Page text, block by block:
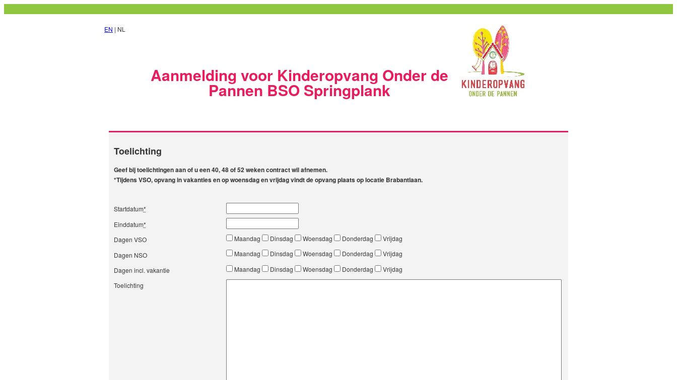
EN | NL
Aanmelding voor Kinderopvang Onder de
Pannen BSO Springplank
Toelichting
Geef bij toelichtingen aan of u een 40, 48 of 52 weken contract wil afnemen.
*Tijdens VSO, opvang in vakanties en op woensdag en vrijdag vindt de opvang plaats op locatie Brabantlaan.
Startdatum*
Einddatum*
Dagen VSO
Maandag Dinsdag Woensdag Donderdag
Vrijdag
Dagen NSO
Maandag Dinsdag Woensdag Donderdag
Vrijdag
Dagen incl. vakantie
Maandag Dinsdag Woensdag Donderdag
Vrijdag
Toelichting